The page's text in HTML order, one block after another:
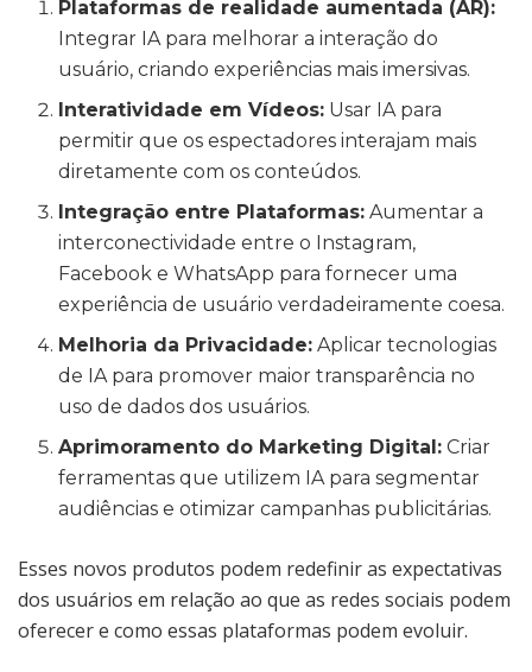
Plataformas de realidade aumentada (AR):
Integrar IA para melhorar a interação do
usuário, criando experiências mais imersivas.
Interatividade em Vídeos: Usar IA para
permitir que os espectadores interajam mais
diretamente com os conteúdos.
Integração entre Plataformas: Aumentar a
interconectividade entre o Instagram,
Facebook e WhatsApp para fornecer uma
experiência de usuário verdadeiramente coesa.
Melhoria da Privacidade: Aplicar tecnologias
de IA para promover maior transparência no
uso de dados dos usuários.
Aprimoramento do Marketing Digital: Criar
ferramentas que utilizem IA para segmentar
audiências e otimizar campanhas publicitárias.
Esses novos produtos podem redefinir as expectativas
dos usuários em relação ao que as redes sociais podem
oferecer e como essas plataformas podem evoluir.